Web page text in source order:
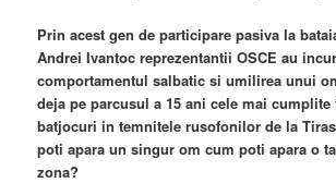
Prin acest gen de participare pasiva la
Andrei Ivantoc reprezentantii OSCE au
comportamentul salbatic si umilirea unui
deja pe parcusul a 15 ani cele mai
batjocuri in temnitele rusofonilor de la
poti apara un singur om cum poti apara o
zona?